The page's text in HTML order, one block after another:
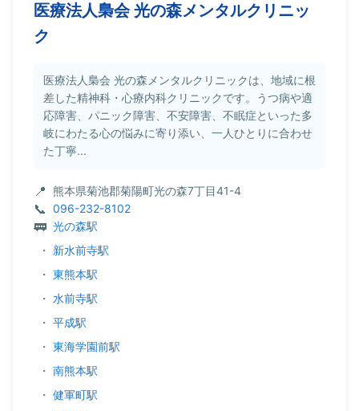
医療法人梟会 光の森メンタルクリニッ
ク
医療法人梟会 光の森メンタルクリニックは、地域に根
差した精神科・心療内科クリニックです。うつ病や適
応障害、パニック障害、不安障害、不眠症といった多
岐にわたる心の悩みに寄り添い、一人ひとりに合わせ
た丁寧...
熊本県菊池郡菊陽町光の森7丁目41-4
096-232-8102
光の森駅
・ 新水前寺駅
・ 東熊本駅
・ 水前寺駅
・ 平成駅
・ 東海学園前駅
・ 南熊本駅
・ 健軍町駅